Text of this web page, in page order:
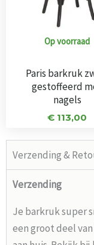
Op voorraad
Paris barkruk
gestoffeerd
nagels
€ 113,00
Verzending &
Verzending
Je barkruk super
een groot deel